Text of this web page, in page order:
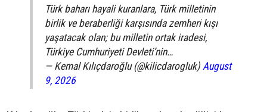
Türk baharı hayali kuranlara, Türk milletinin
birlik ve beraberliği karşısında zemheri kışı
yaşatacak olan; bu milletin ortak iradesi,
Türkiye Cumhuriyeti Devleti’nin…
— Kemal Kılıçdaroğlu (@kilicdarogluk) August
9, 2026